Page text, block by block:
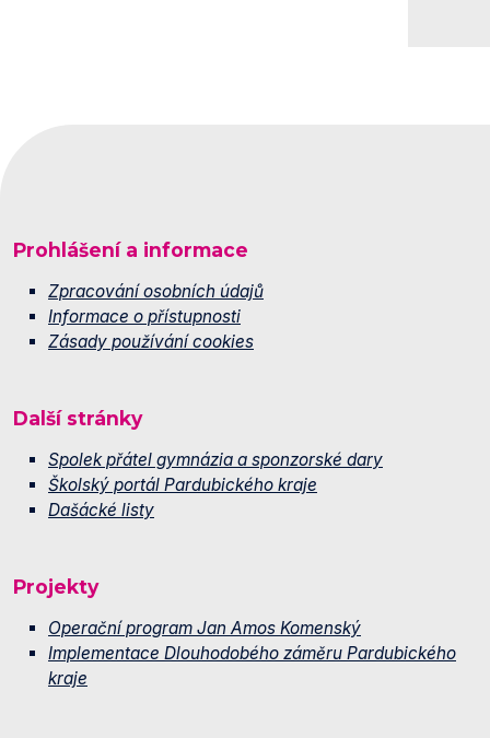
Prohlášení a informace
Zpracování osobních údajů
Informace o přístupnosti
Zásady používání cookies
Další stránky
Spolek přátel gymnázia a sponzorské dary
Školský portál Pardubického kraje
Dašácké listy
Projekty
Operační program Jan Amos Komenský
Implementace Dlouhodobého záměru Pardubického
kraje